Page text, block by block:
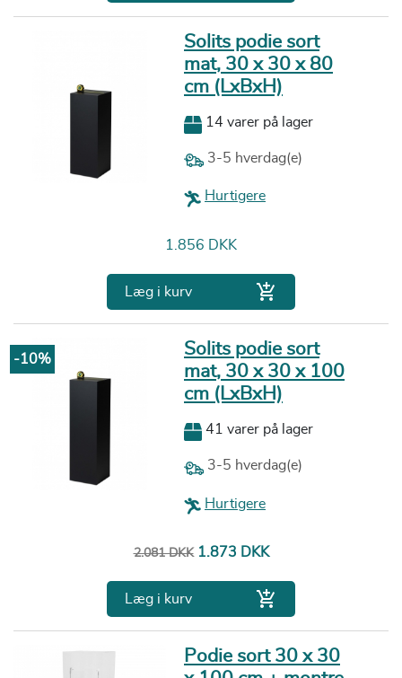
Solits podie sort
mat, 30 x 30 x 80
cm (LxBxH)
14 varer på lager
3-5 hverdag(e)
Hurtigere
Pris
1.856 DKK
Læg i kurv 
Solits podie sort
mat, 30 x 30 x 100
cm (LxBxH)
41 varer på lager
3-5 hverdag(e)
Hurtigere
Normalpris
2.081 DKK Pris
1.873 DKK
Læg i kurv 
-10%
Podie sort 30 x 30